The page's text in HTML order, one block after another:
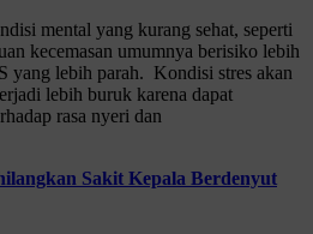
mental yang kurang sehat, seperti
kecemasan umumnya berisiko lebih
yang lebih parah. Kondisi stres akan
lebih buruk karena dapat
rasa nyeri dan
Sakit Kepala Berdenyut